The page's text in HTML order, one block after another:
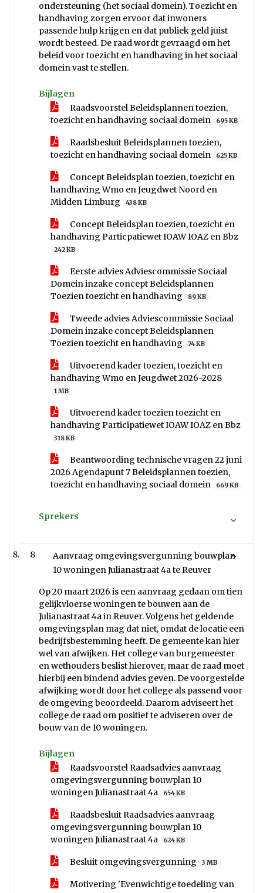
ondersteuning (het sociaal domein). Toezicht en
handhaving zorgen ervoor dat inwoners
passende hulp krijgen en dat publiek geld juist
wordt besteed. De raad wordt gevraagd om het
beleid voor toezicht en handhaving in het sociaal
domein vast te stellen.
Bijlagen
Raadsvoorstel Beleidsplannen toezien,
toezicht en handhaving sociaal domein
695 KB
Raadsbesluit Beleidsplannen toezien,
toezicht en handhaving sociaal domein
625 KB
Concept Beleidsplan toezien, toezicht en
handhaving Wmo en Jeugdwet Noord en
Midden Limburg
438 KB
Concept Beleidsplan toezien, toezicht en
handhaving Particpatiewet IOAW IOAZ en Bbz
242 KB
Eerste advies Adviescommissie Sociaal
Domein inzake concept Beleidsplannen
Toezien toezicht en handhaving
89 KB
Tweede advies Adviescommissie Sociaal
Domein inzake concept Beleidsplannen
Toezien toezicht en handhaving
74 KB
Uitvoerend kader toezien, toezicht en
handhaving Wmo en Jeugdwet 2026-2028
1 MB
Uitvoerend kader toezien toezicht en
handhaving Participatiewet IOAW IOAZ en Bbz
318 KB
Beantwoording technische vragen 22 juni
2026 Agendapunt 7 Beleidsplannen toezien,
toezicht en handhaving sociaal domein
669 KB
Sprekers
8
Aanvraag omgevingsvergunning bouwplan
10 woningen Julianastraat 4a te Reuver
Op 20 maart 2026 is een aanvraag gedaan om tien
gelijkvloerse woningen te bouwen aan de
Julianastraat 4a in Reuver. Volgens het geldende
omgevingsplan mag dat niet, omdat de locatie een
bedrijfsbestemming heeft. De gemeente kan hier
wel van afwijken. Het college van burgemeester
en wethouders beslist hierover, maar de raad moet
hierbij een bindend advies geven. De voorgestelde
afwijking wordt door het college als passend voor
de omgeving beoordeeld. Daarom adviseert het
college de raad om positief te adviseren over de
bouw van de 10 woningen.
Bijlagen
Raadsvoorstel Raadsadvies aanvraag
omgevingsvergunning bouwplan 10
woningen Julianastraat 4a
654 KB
Raadsbesluit Raadsadvies aanvraag
omgevingsvergunning bouwplan 10
woningen Julianastraat 4a
624 KB
Besluit omgevingsvergunning 3 MB
Motivering 'Evenwichtige toedeling van